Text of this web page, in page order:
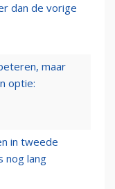
dan de vorige
maar
optie:
in tweede
nog lang